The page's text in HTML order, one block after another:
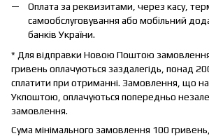
Оплата за реквизитами, через касу,
самообслуговування або мобільний
банків України.
* Для відправки Новою Поштою
гривень оплачуються заздалегідь, понад
сплатити при отриманні. Замовлення, що
Укпоштою, оплачуються попередньо
замовлення.
Сума мінімального замовлення 100